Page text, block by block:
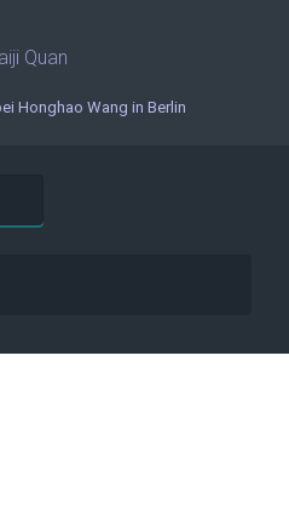
Honghao Wang in Berlin